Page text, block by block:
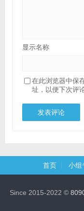
显示名称
在此浏览器中保
址，以便下次评
首页 小组
Since 2015-2022 ©